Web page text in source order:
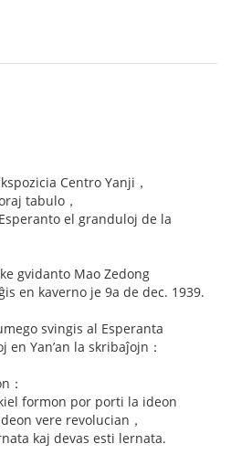
Centro Yanji，
tabulo，
el granduloj de la
gvidanto Mao Zedong
en kaverno je 9a de dec. 1939.
svingis al Esperanta
Yan’an la skribaĵojn：
：
formon por porti la ideon
vere revolucian，
kaj devas esti lernata.